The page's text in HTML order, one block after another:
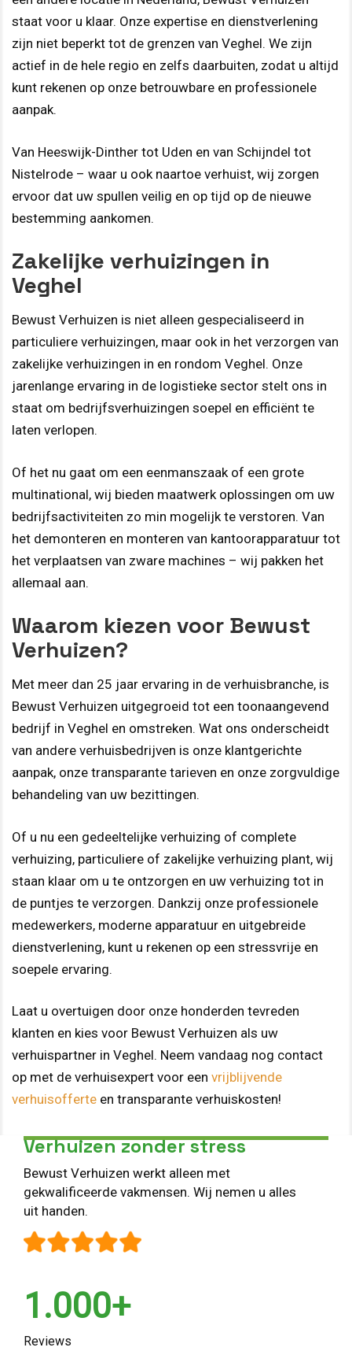
staat voor u klaar. Onze expertise en dienstverlening
zijn niet beperkt tot de grenzen van Veghel. We zijn
actief in de hele regio en zelfs daarbuiten, zodat u altijd
kunt rekenen op onze betrouwbare en professionele
aanpak.
Van Heeswijk-Dinther tot Uden en van Schijndel tot
Nistelrode – waar u ook naartoe verhuist, wij zorgen
ervoor dat uw spullen veilig en op tijd op de nieuwe
bestemming aankomen.
Zakelijke verhuizingen in
Veghel
Bewust Verhuizen is niet alleen gespecialiseerd in
particuliere verhuizingen, maar ook in het verzorgen van
zakelijke verhuizingen in en rondom Veghel. Onze
jarenlange ervaring in de logistieke sector stelt ons in
staat om bedrijfsverhuizingen soepel en efficiënt te
laten verlopen.
Of het nu gaat om een eenmanszaak of een grote
multinational, wij bieden maatwerk oplossingen om uw
bedrijfsactiviteiten zo min mogelijk te verstoren. Van
het demonteren en monteren van kantoorapparatuur tot
het verplaatsen van zware machines – wij pakken het
allemaal aan.
Waarom kiezen voor Bewust
Verhuizen?
Met meer dan 25 jaar ervaring in de verhuisbranche, is
Bewust Verhuizen uitgegroeid tot een toonaangevend
bedrijf in Veghel en omstreken. Wat ons onderscheidt
van andere verhuisbedrijven is onze klantgerichte
aanpak, onze transparante tarieven en onze zorgvuldige
behandeling van uw bezittingen.
Of u nu een gedeeltelijke verhuizing of complete
verhuizing, particuliere of zakelijke verhuizing plant, wij
staan klaar om u te ontzorgen en uw verhuizing tot in
de puntjes te verzorgen. Dankzij onze professionele
medewerkers, moderne apparatuur en uitgebreide
dienstverlening, kunt u rekenen op een stressvrije en
soepele ervaring.
Laat u overtuigen door onze honderden tevreden
klanten en kies voor Bewust Verhuizen als uw
verhuispartner in Veghel. Neem vandaag nog contact
op met de verhuisexpert voor een vrijblijvende
verhuisofferte en transparante verhuiskosten!
Verhuizen zonder stress
Bewust Verhuizen werkt alleen met
gekwalificeerde vakmensen. Wij nemen u alles
uit handen.
1.000+
Reviews